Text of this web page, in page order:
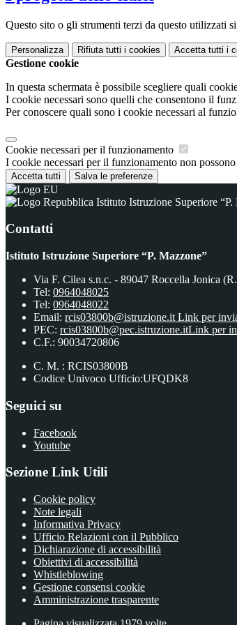
Questo sito o gli strumenti terzi da questo utilizzati
Personalizza Rifiuta tutti i cookies Accetta tutti i
Gestione cookie
In questa schermata è possibile scegliere quali
I cookie necessari sono quelli che consentono il
Per conoscere quali sono i cookie necessari al
Cookie necessari per il funzionamento
I cookie necessari per il funzionamento non
Accetta tutti Salva le preferenze
Istituto Istruzione Superiore “P.
Contatti
Istituto Istruzione Superiore “P. Mazzone”
Via F. Cilea s.n.c. - 89047 Roccella Jonica
Tel: 0964048025
Tel: 0964048022
Email: rcis03800b@istruzione.it Link per
PEC: rcis03800b@pec.istruzione.itLink per
C.F.: 90034720806
C. M. : RCIS03800B
Codice Univoco Ufficio:UFQDK8
Seguici su
Facebook
Youtube
Sezione Link Utili
Cookie policy
Note legali
Informativa Privacy
Ufficio Relazioni con il Pubblico
Dichiarazione di accessibilità
Obiettivi di accessibilità
Whistleblowing
Gestione consensi cookie
Amministrazione trasparente